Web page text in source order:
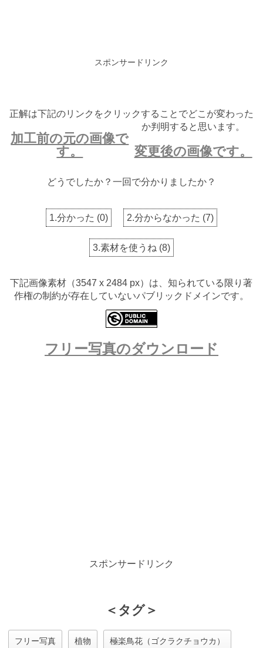
スポンサードリンク
正解は下記のリンクをクリックすることでどこが変わった
か判明すると思います。
加工前の元の画像で
す。
変更後の画像です。
どうでしたか？一回で分かりましたか？
1.分かった (0) 2.分からなかった (7)
3.素材を使うね (8)
下記画像素材（3547 x 2484 px）は、知られている限り著
作権の制約が存在していないパブリックドメインです。
フリー写真のダウンロード
スポンサードリンク
＜タグ＞
フリー写真 植物 極楽鳥花（ゴクラクチョウカ）